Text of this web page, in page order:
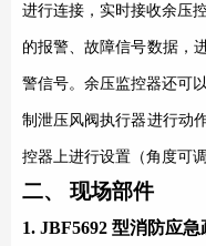
进行连接，实时接收余压
的报警、故障信号数据，
警信号。余压监控器还可
制泄压风阀执行器进行动
控器上进行设置（角度可调
二、 现场部件
1. JBF5692 型消防应急